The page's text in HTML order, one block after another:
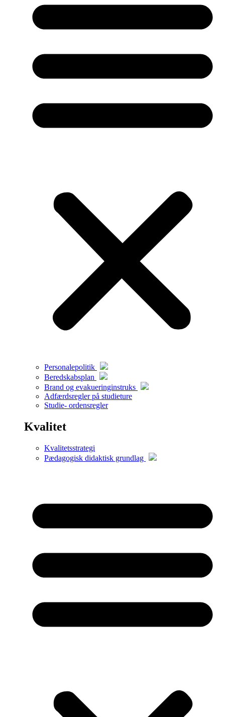
Personalepolitik
Beredskabsplan
Brand og evakueringinstruks
Adfærdsregler på studieture
Studie- ordensregler
Kvalitet
Kvalitetsstrategi
Pædagogisk didaktisk grundlag